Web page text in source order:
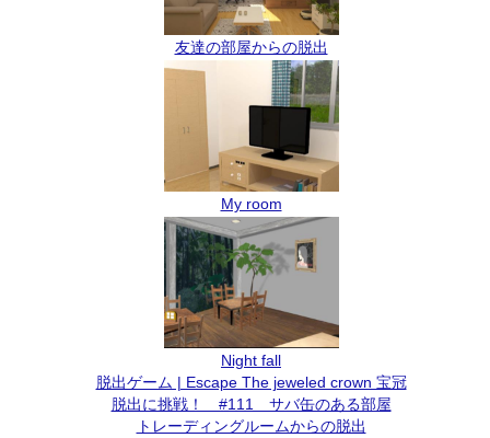
友達の部屋からの脱出
My room
Night fall
脱出ゲーム | Escape The jeweled crown 宝冠
脱出に挑戦！ #111 サバ缶のある部屋
トレーディングルームからの脱出